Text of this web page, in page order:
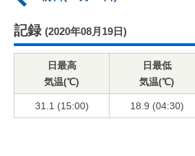
記録 (2020年08月19日)
日最高
気温(℃)
日最低
気温(℃)
31.1 (15:00) 18.9 (04:30)